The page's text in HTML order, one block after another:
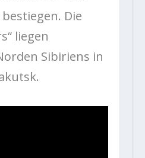
Die
liegen
Sibiriens in